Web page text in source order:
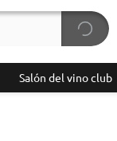
Salón del vino club